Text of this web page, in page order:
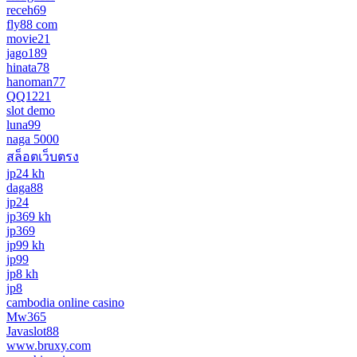
receh69
fly88 com
movie21
jago189
hinata78
hanoman77
QQ1221
slot demo
luna99
naga 5000
สล็อตเว็บตรง
jp24 kh
daga88
jp24
jp369 kh
jp369
jp99 kh
jp99
jp8 kh
jp8
cambodia online casino
Mw365
Javaslot88
www.bruxy.com